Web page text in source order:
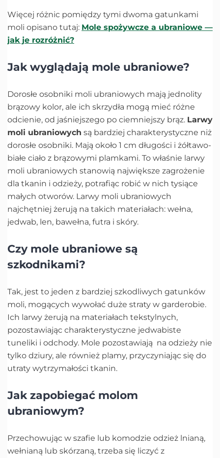
Więcej różnic pomiędzy tymi dwoma gatunkami
moli opisano tutaj: Mole spożywcze a ubraniowe —
jak je rozróżnić?
Jak wyglądają mole ubraniowe?
Dorosłe osobniki moli ubraniowych mają jednolity
brązowy kolor, ale ich skrzydła mogą mieć różne
odcienie, od jaśniejszego po ciemniejszy brąz. Larwy
moli ubraniowych są bardziej charakterystyczne niż
dorosłe osobniki. Mają około 1 cm długości i żółtawo-
białe ciało z brązowymi plamkami. To właśnie larwy
moli ubraniowych stanowią największe zagrożenie
dla tkanin i odzieży, potrafiąc robić w nich tysiące
małych otworów. Larwy moli ubraniowych
najchętniej żerują na takich materiałach: wełna,
jedwab, len, bawełna, futra i skóry.
Czy mole ubraniowe są
szkodnikami?
Tak, jest to jeden z bardziej szkodliwych gatunków
moli, mogących wywołać duże straty w garderobie.
Ich larwy żerują na materiałach tekstylnych,
pozostawiając charakterystyczne jedwabiste
tuneliki i odchody. Mole pozostawiają na odzieży nie
tylko dziury, ale również plamy, przyczyniając się do
utraty wytrzymałości tkanin.
Jak zapobiegać molom
ubraniowym?
Przechowując w szafie lub komodzie odzież lnianą,
wełnianą lub skórzaną, trzeba się liczyć z